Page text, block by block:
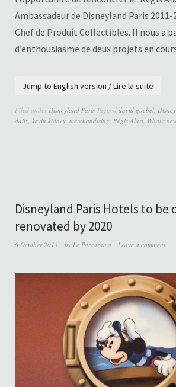
Ambassadeur de Disneyland Paris
Chef de Produit Collectibles. Il nous a
d’enthousiasme de deux projets en
Jump to English version / Lire la suite
Filed under Disneyland Paris Tagged david goebel,
daily, kevin kidney, merchandising, Régis Alart, What's
Disneyland Paris Hotels to
renovated by 2020
6 October 2013 by Le Parcorama Leave a comment